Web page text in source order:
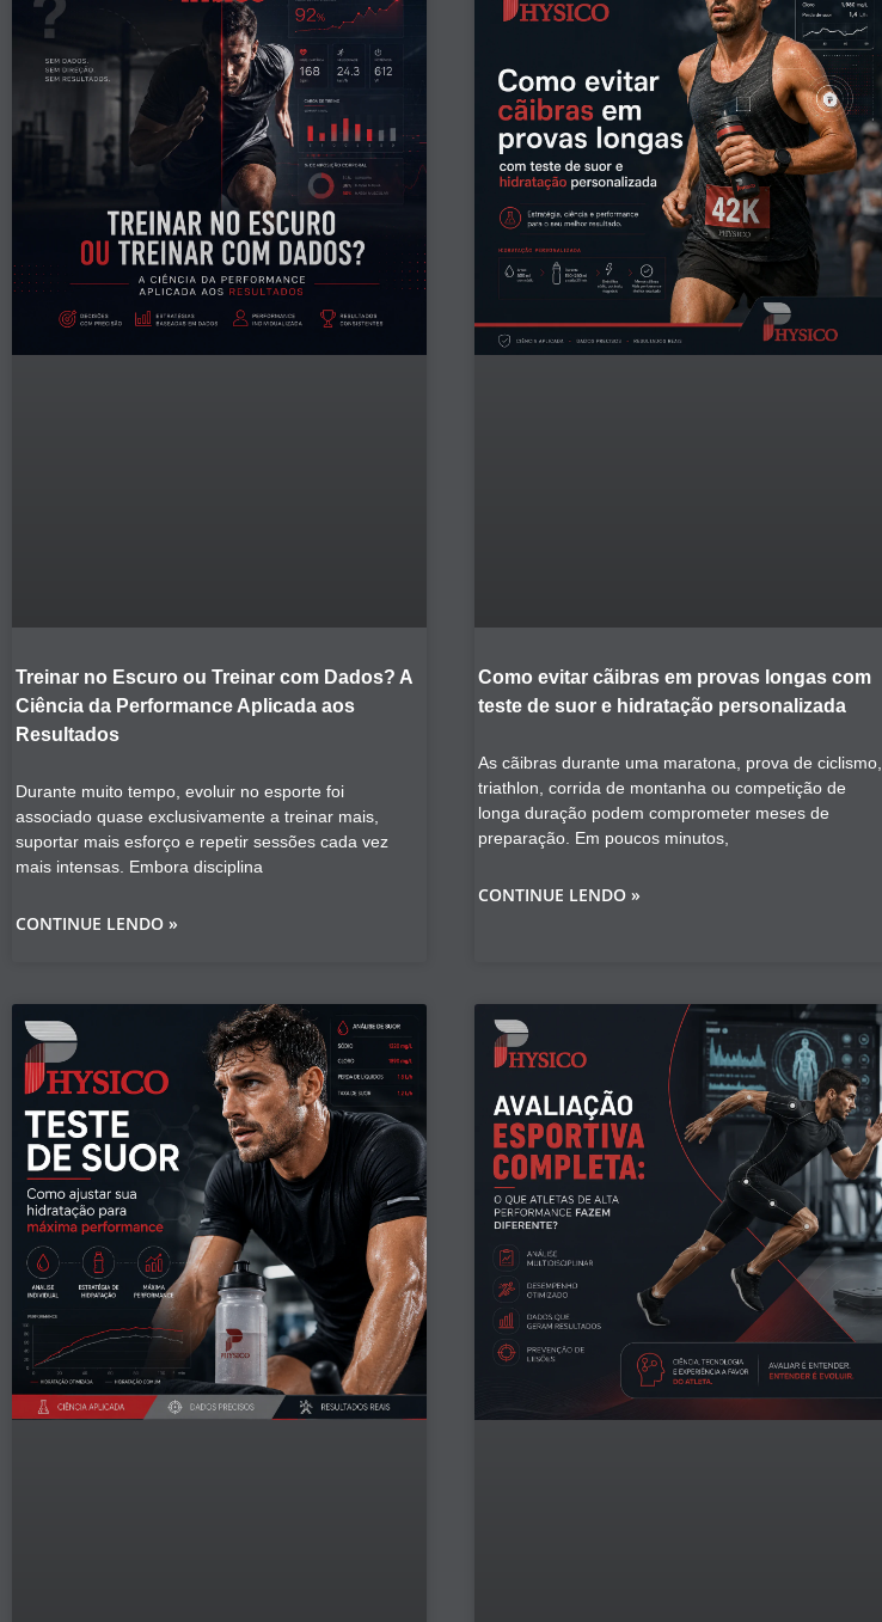
Treinar no Escuro ou Treinar com Dados? A
Ciência da Performance Aplicada aos
Resultados
Durante muito tempo, evoluir no esporte foi
associado quase exclusivamente a treinar mais,
suportar mais esforço e repetir sessões cada vez
mais intensas. Embora disciplina
CONTINUE LENDO »
Como evitar cãibras em provas longas com
teste de suor e hidratação personalizada
As cãibras durante uma maratona, prova de ciclismo,
triathlon, corrida de montanha ou competição de
longa duração podem comprometer meses de
preparação. Em poucos minutos,
CONTINUE LENDO »